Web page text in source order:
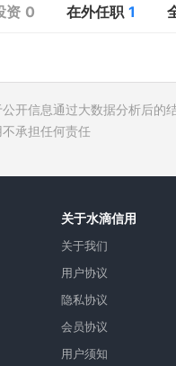
法院公告
失信被执行人
司法协助
资 0 在外任职 1
开信息通过大数据分析后
承担任何责任
关于水滴信用
关于我们
用户协议
隐私协议
会员协议
用户须知